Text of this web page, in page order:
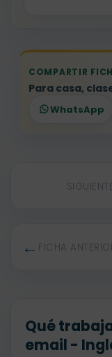
COMPARTIR
Para casa,
WhatsApp
← FICHA
Qué
email -